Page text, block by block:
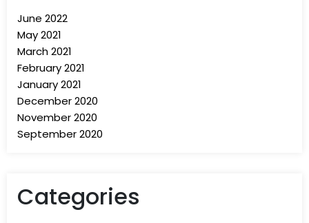
June 2022
May 2021
March 2021
February 2021
January 2021
December 2020
November 2020
September 2020
Categories